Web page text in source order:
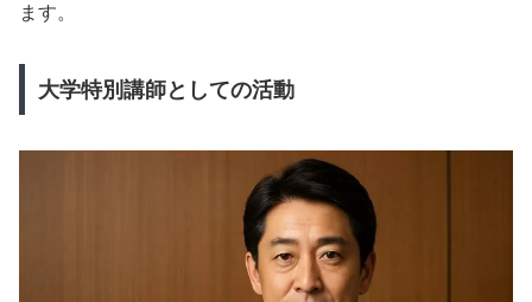
ます。
大学特別講師としての活動